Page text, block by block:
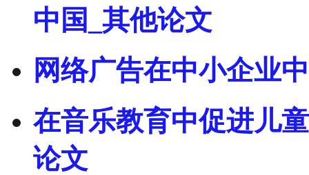
中国_其他论文
网络广告在中小企业
在音乐教育中促进儿
论文